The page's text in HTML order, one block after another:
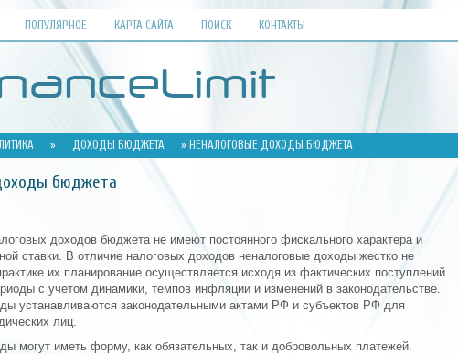
ПОПУЛЯРНОЕ КАРТА САЙТА ПОИСК КОНТАКТЫ
» ДОХОДЫ БЮДЖЕТА » НЕНАЛОГОВЫЕ ДОХОДЫ БЮДЖЕТА
бюджета
доходов бюджета не имеют постоянного фискального характера и
ставки. В отличие налоговых доходов неналоговые доходы жестко не
их планирование осуществляется исходя из фактических поступлений
с учетом динамики, темпов инфляции и изменений в законодательстве.
устанавливаются законодательными актами РФ и субъектов РФ для
лиц.
могут иметь форму, как обязательных, так и добровольных платежей.